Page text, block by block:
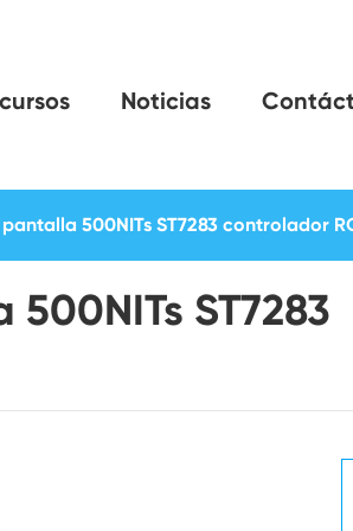
Noticias
500NITs ST7283 controlador
ST7283